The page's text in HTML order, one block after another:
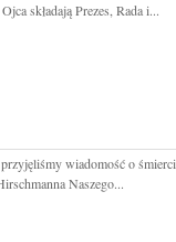
składają Prezes, Rada i...
wiadomość o śmierci
Naszego...